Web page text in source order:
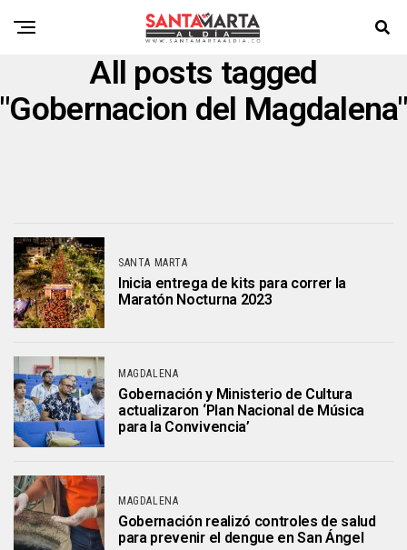
All posts tagged
"Gobernacion del Magdalena"
SANTA MARTA
Inicia entrega de kits para correr la
Maratón Nocturna 2023
MAGDALENA
Gobernación y Ministerio de Cultura
actualizaron ‘Plan Nacional de Música
para la Convivencia’
MAGDALENA
Gobernación realizó controles de salud
para prevenir el dengue en San Ángel